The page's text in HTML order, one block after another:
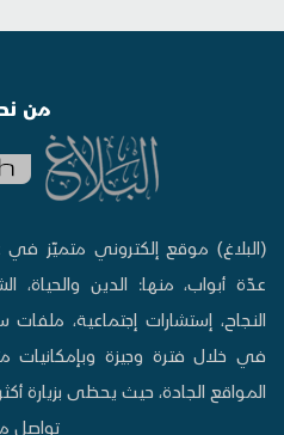
من
(البلاغ) موقع إلكتروني متميّز في
عدّة أبواب، منها: الدين والحياة،
النجاح، إستشارات إجتماعية، ملفات
في خلال فترة وجيزة وبإمكانيات
المواقع الجادة، حيث يحظى بزيارة
تواصل